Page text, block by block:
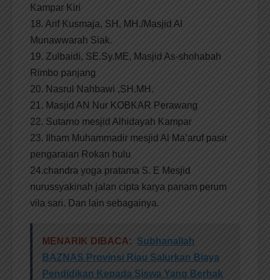
Kampar Kiri
18. Arif Kusmaja, SH, MH./Masjid Al
Munawwarah Siak.
19. Zulbaidi, SE.Sy.ME, Masjid As-shohabah
Rimbo panjang
20. Nasrul Nahbawi ,SH.MH.
21. Masjid AN Nur KOBKAR Perawang
22. Sutarno mesjid Alhidayah Kampar
23. Ilham Muhammadir mesjid Al Ma’aruf pasir
pengaraian Rokan hulu
24.chandra yoga pratama S. E Mesjid
nurussyakinah jalan cipta karya panam perum
vila sari. Dan lain sebagainya.
MENARIK DIBACA: Subhanallah
BAZNAS Provinsi Riau Salurkan Biaya
Pendidikan Kepada Siswa Yang Berhak